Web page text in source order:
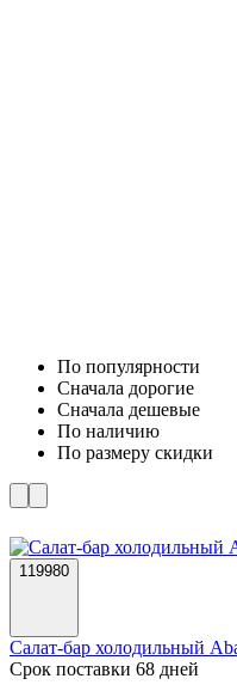
По популярности
Cначала дорогие
Cначала дешевые
По наличию
По размеру скидки
119980
Салат-бар холодильный
Срок поставки 68 дней